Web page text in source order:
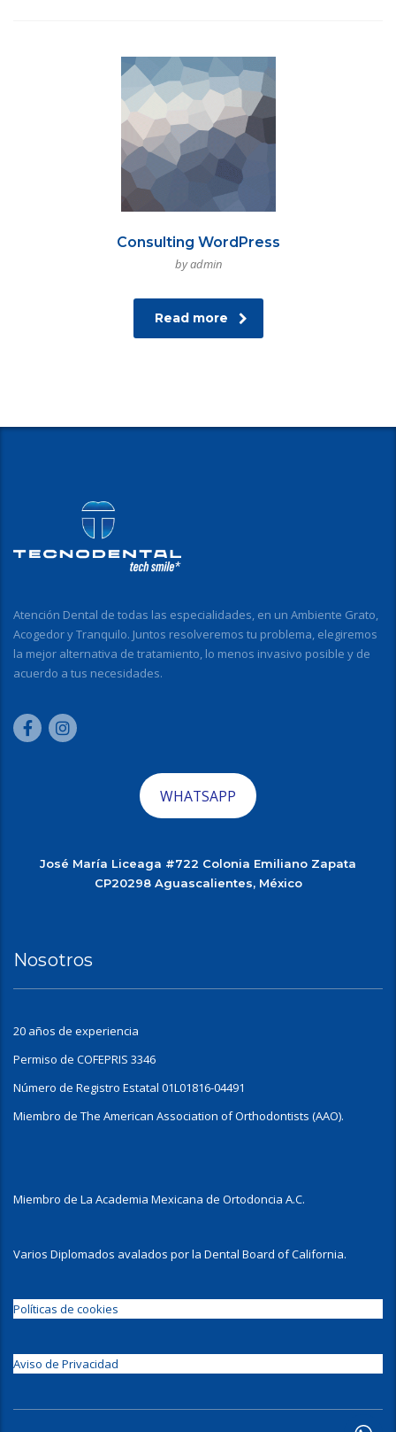
Consulting WordPress
by admin
Read more
Atención Dental de todas las especialidades, en un Ambiente Grato,
Acogedor y Tranquilo. Juntos resolveremos tu problema, elegiremos
la mejor alternativa de tratamiento, lo menos invasivo posible y de
acuerdo a tus necesidades.
WHATSAPP
José María Liceaga #722 Colonia Emiliano Zapata
CP20298 Aguascalientes, México
Nosotros
20 años de experiencia
Permiso de COFEPRIS 3346
Número de Registro Estatal 01L01816-04491
Miembro de The American Association of Orthodontists (AAO).
Miembro de La Academia Mexicana de Ortodoncia A.C.
Varios Diplomados avalados por la Dental Board of California.
Políticas de cookies
Aviso de Privacidad